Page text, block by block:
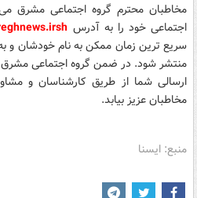
مخاطبان محترم گروه اجتماعی مشرق می
اجتماعی خود رابه آدرس sh
سریع ترین زمان ممکن به نام خودشان و
منتشر شود. در ضمن گروه اجتماعی
ارسالی شما از طریق کارشناسان و
مخاطبان عزیز بیابد.
منبع: ایسنا